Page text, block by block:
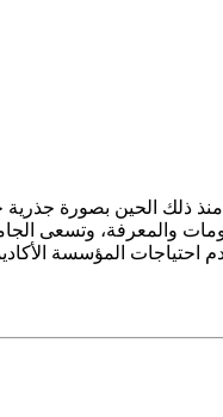
والمعرفة، وتسعى
احتياجات المؤسسة